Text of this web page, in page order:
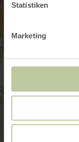
Statistiken
Marketing